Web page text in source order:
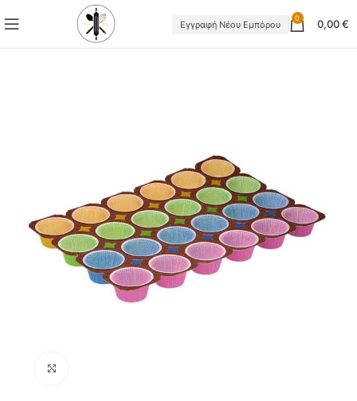
Εγγραφή Νέου Εμπόρου
0 0,00€